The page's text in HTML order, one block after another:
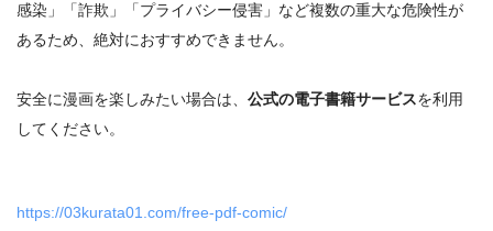
感染」「詐欺」「プライバシー侵害」など複数の重大な危険性が
あるため、 絶対におすすめできません。
安全に漫画を楽しみたい場合は、 公式の電子書籍サービスを利用
してください。
https://03kurata01.com/free-pdf-comic/